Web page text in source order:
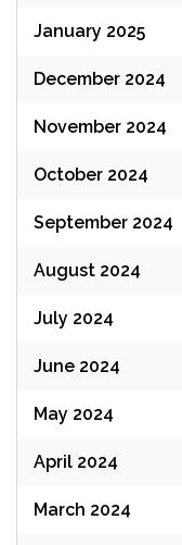
January 2025
December 2024
November 2024
October 2024
September 2024
August 2024
July 2024
June 2024
May 2024
April 2024
March 2024